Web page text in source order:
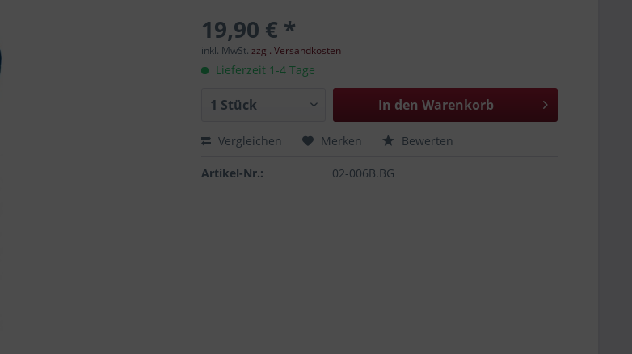
19,90 € *
inkl. MwSt.zzgl. Versandkosten
Lieferzeit 1-4 Tage
In den Warenkorb
Vergleichen Merken Bewerten
Artikel-Nr.: 02-006B.BG